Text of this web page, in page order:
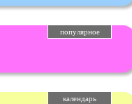
популярное
календарь